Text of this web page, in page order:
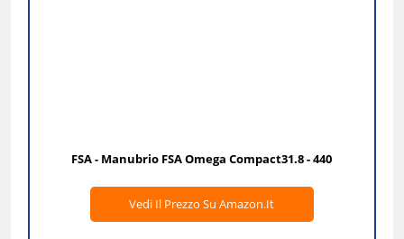
FSA - Manubrio FSA Omega Compact31.8 - 440
Vedi Il Prezzo Su Amazon.it